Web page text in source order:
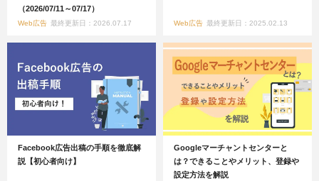
（2026/07/11～07/17）
Web広告 最終更新日：2026.07.17 Web広告 最終更新日：2025.02.13
Facebook広告出稿の手順を徹底解
説【初心者向け】
Googleマーチャントセンターと
は？できることやメリット、登録や
設定方法を解説